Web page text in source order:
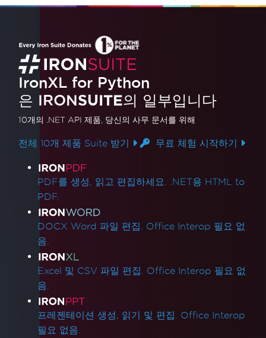
IronXL for Python
은 IRONSUITE의 일부입니다
10개의 .NET API 제품, 당신의 사무 문서를 위해
전체 10개 제품 Suite 받기 무료 체험 시작하기
제품 링크
PDF를 생성, 읽고 편집하세요. .NET용 HTML to
PDF.
DOCX Word 파일 편집. Office Interop 필요 없
음.
Excel 및 CSV 파일 편집. Office Interop 필요 없
음.
프레젠테이션 생성, 읽기 및 편집. Office Interop
필요 없음.